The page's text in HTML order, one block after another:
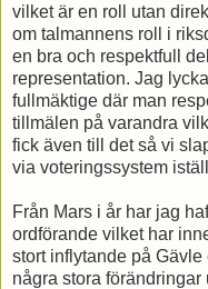
vilket är en roll utan
om talmannens roll i
en bra och respektfull
representation. Jag
fullmäktige där man
tillmälen på varandra
fick även till det så vi
via voteringssystem
Från Mars i år har jag
ordförande vilket har
stort inflytande på
några stora